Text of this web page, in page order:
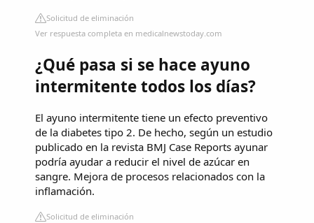
Solicitud de eliminación
Ver respuesta completa en medicalnewstoday.com
¿Qué pasa si se hace ayuno
intermitente todos los días?
El ayuno intermitente tiene un efecto preventivo
de la diabetes tipo 2. De hecho, según un estudio
publicado en la revista BMJ Case Reports ayunar
podría ayudar a reducir el nivel de azúcar en
sangre. Mejora de procesos relacionados con la
inflamación.
Solicitud de eliminación